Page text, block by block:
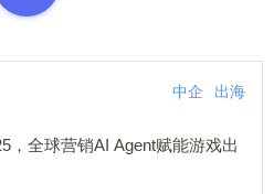
中企 出海
，全球营销AI Agent赋能游戏出